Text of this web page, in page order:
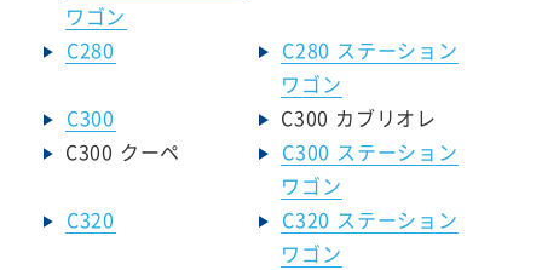
ワゴン
C280
C280 ステーション
ワゴン
C300
C300 カブリオレ
C300 クーペ
C300 ステーション
ワゴン
C320
C320 ステーション
ワゴン